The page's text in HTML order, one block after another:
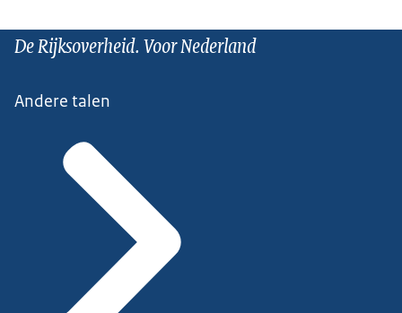
De Rijksoverheid. Voor Nederland
Andere talen